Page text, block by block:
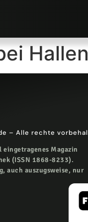
– Alle rechte
Magazin
(ISSN 1868-8233).
auch auszugsweise, nur